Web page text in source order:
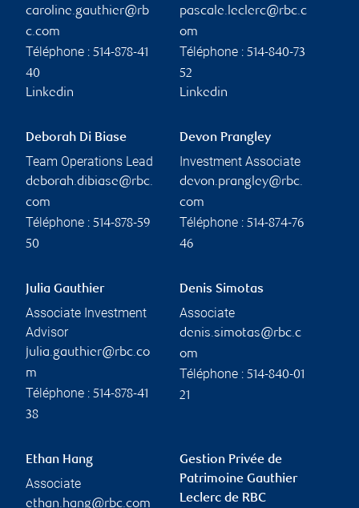
caroline.gauthier@rb
c.com
Téléphone : 514-878-41
40
Linkedin
pascale.leclerc@rbc.c
om
Téléphone : 514-840-73
52
Linkedin
Deborah Di Biase
Team Operations Lead
deborah.dibiase@rbc.
com
Téléphone : 514-878-59
50
Devon Prangley
Investment Associate
devon.prangley@rbc.
com
Téléphone : 514-874-76
46
Julia Gauthier
Associate Investment
Advisor
julia.gauthier@rbc.co
m
Téléphone : 514-878-41
38
Denis Simotas
Associate
denis.simotas@rbc.c
om
Téléphone : 514-840-01
21
Ethan Hang
Associate
ethan.hang@rbc.com
Gestion Privée de
Patrimoine Gauthier
Leclerc de RBC